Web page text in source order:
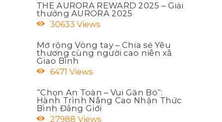
THE AURORA REWARD 2025 – Giải
thưởng AURORA 2025
30633 Views
Mở rộng Vòng tay – Chia sẻ Yêu
thương cùng người cao niên xã
Giao Bình
6471 Views
“Chọn An Toàn – Vui Gắn Bó”:
Hành Trình Nâng Cao Nhận Thức
Bình Đẳng Giới
27988 Views